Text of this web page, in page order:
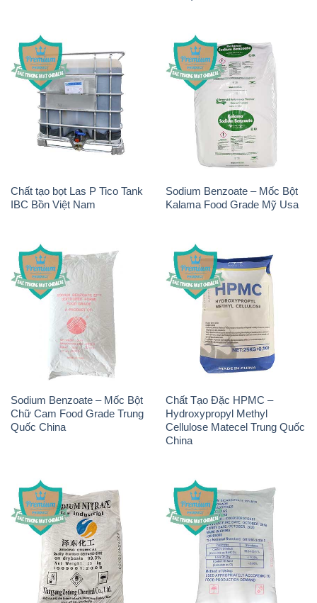
Chất tạo bọt Las P Tico Tank
IBC Bồn Việt Nam
Sodium Benzoate – Mốc Bột
Kalama Food Grade Mỹ Usa
Sodium Benzoate – Mốc Bột
Chữ Cam Food Grade Trung
Quốc China
Chất Tạo Đặc HPMC –
Hydroxypropyl Methyl
Cellulose Matecel Trung Quốc
China